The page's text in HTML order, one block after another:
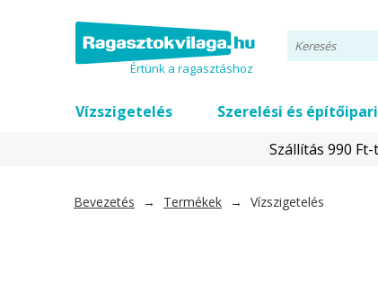
Értünk a ragasztáshoz
Vízszigetelés Szerelési és
Szállítás 990
Bevezetés → Termékek → Vízszigetelés